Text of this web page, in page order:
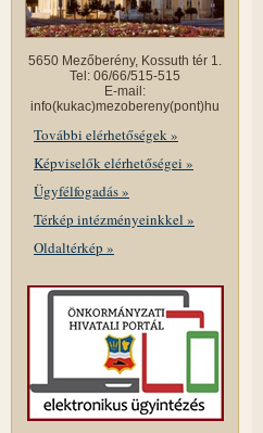
5650 Mezőberény, Kossuth tér 1.
Tel: 06/66/515-515
E-mail:
info(kukac)mezobereny(pont)hu
További elérhetőségek »
Képviselők elérhetőségei »
Ügyfélfogadás »
Térkép intézményeinkkel »
Oldaltérkép »